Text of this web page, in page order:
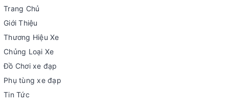
Trang Chủ
Giới Thiệu
Thương Hiệu Xe
Chủng Loại Xe
Đồ Chơi xe đạp
Phụ tùng xe đạp
Tin Tức